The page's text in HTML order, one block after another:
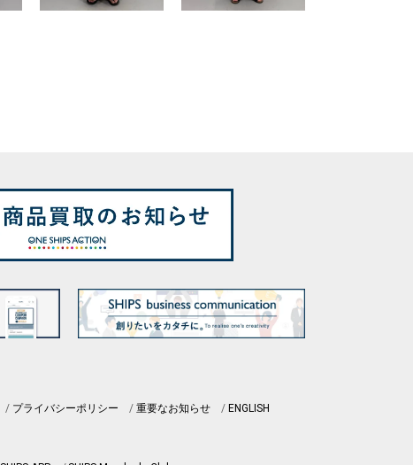
プライバシーポリシー 重要なお知らせ ENGLISH